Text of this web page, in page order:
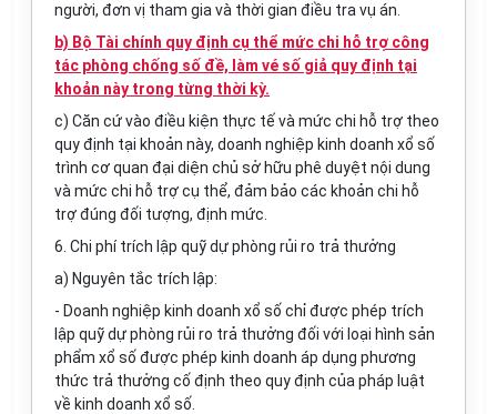
người, đơn vị tham gia và thời gian điều tra vụ án.
b) Bộ Tài chính quy định cụ thể mức chi hỗ trợ công
tác phòng chống số đề, làm vé số giả quy định tại
khoản này trong từng thời kỳ.
c) Căn cứ vào điều kiện thực tế và mức chi hỗ trợ theo
quy định tại khoản này, doanh nghiệp kinh doanh xổ số
trình cơ quan đại diện chủ sở hữu phê duyệt nội dung
và mức chi hỗ trợ cụ thể, đảm bảo các khoản chi hỗ
trợ đúng đối tượng, định mức.
6. Chi phí trích lập quỹ dự phòng rủi ro trả thưởng
a) Nguyên tắc trích lập:
- Doanh nghiệp kinh doanh xổ số chỉ được phép trích
lập quỹ dự phòng rủi ro trả thưởng đối với loại hình sản
phẩm xổ số được phép kinh doanh áp dụng phương
thức trả thưởng cố định theo quy định của pháp luật
về kinh doanh xổ số.